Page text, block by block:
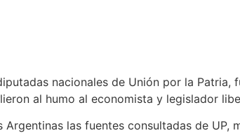
nacionales de Unión por la Patria,
al humo al economista y legislador
las fuentes consultadas de UP,